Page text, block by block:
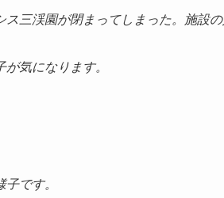
ス三渓園が閉まってしまった。施設
が気になります。
子です。